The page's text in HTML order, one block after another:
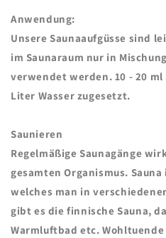
Anwendung:
Unsere Saunaaufgüsse sind
im Saunaraum nur in
verwendet werden. 10 - 20 ml
Liter Wasser zugesetzt.
Saunieren
Regelmäßige Saunagänge
gesamten Organismus.
welches man in
gibt es die finnische Sauna,
Warmluftbad etc.